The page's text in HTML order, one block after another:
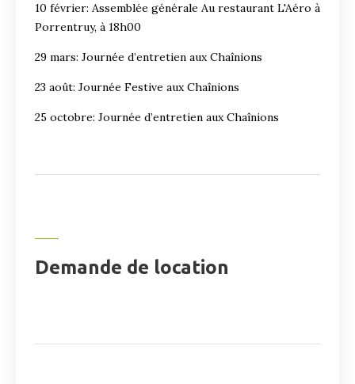
10 février: Assemblée générale Au restaurant L'Aéro à
Porrentruy, à 18h00
29 mars: Journée d’entretien aux Chaînions
23 août: Journée Festive aux Chaînions
25 octobre: Journée d’entretien aux Chaînions
Demande de location